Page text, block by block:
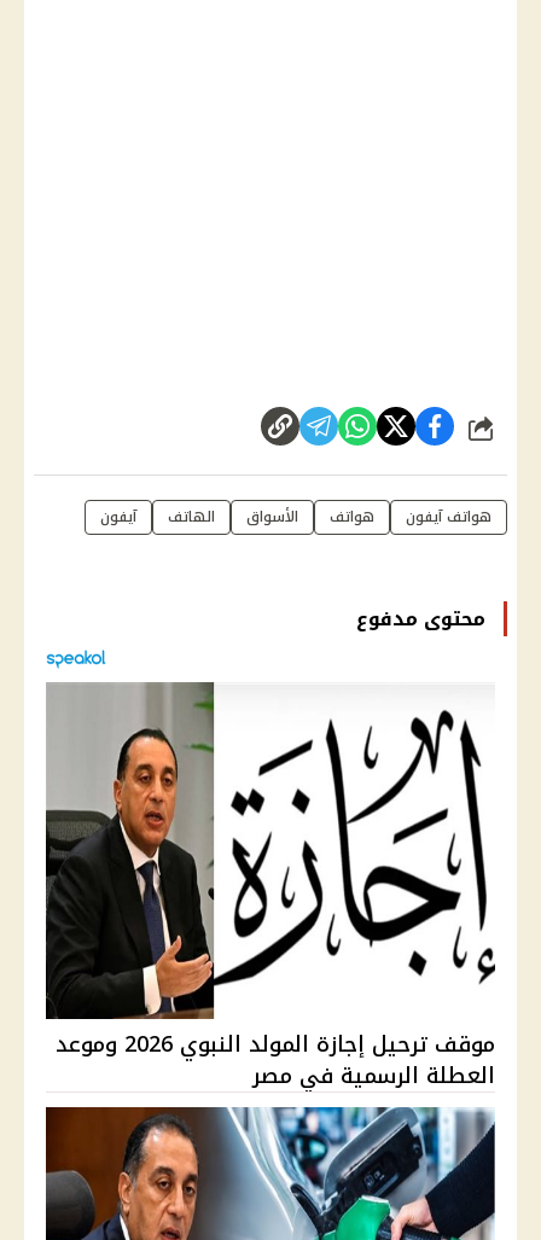
شارك
هواتف آيفون هواتف الأسواق الهاتف آيفون
محتوى مدفوع
موقف ترحيل إجازة المولد النبوي 2026 وموعد
العطلة الرسمية في مصر